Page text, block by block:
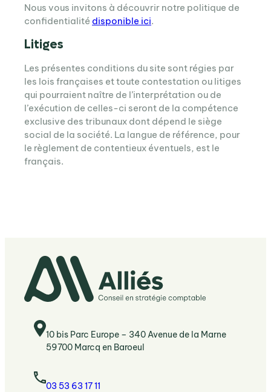
Nous vous invitons à découvrir notre politique de
confidentialité disponible ici.
Litiges
Les présentes conditions du site sont régies par
les lois françaises et toute contestation ou litiges
qui pourraient naître de l’interprétation ou de
l’exécution de celles-ci seront de la compétence
exclusive des tribunaux dont dépend le siège
social de la société. La langue de référence, pour
le règlement de contentieux éventuels, est le
français.
10 bis Parc Europe – 340 Avenue de la Marne
59700 Marcq en Baroeul
03 53 63 17 11